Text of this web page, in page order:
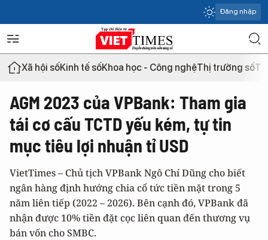
Đăng nhập
Xã hội sốKinh tế sốKhoa học - Công nghệThị trường số
AGM 2023 của VPBank: Tham gia
tái cơ cấu TCTD yếu kém, tự tin
mục tiêu lợi nhuận tỉ USD
VietTimes – Chủ tịch VPBank Ngô Chí Dũng cho biết
ngân hàng định hướng chia cổ tức tiền mặt trong 5
năm liên tiếp (2022 – 2026). Bên cạnh đó, VPBank đã
nhận được 10% tiền đặt cọc liên quan đến thương vụ
bán vốn cho SMBC.